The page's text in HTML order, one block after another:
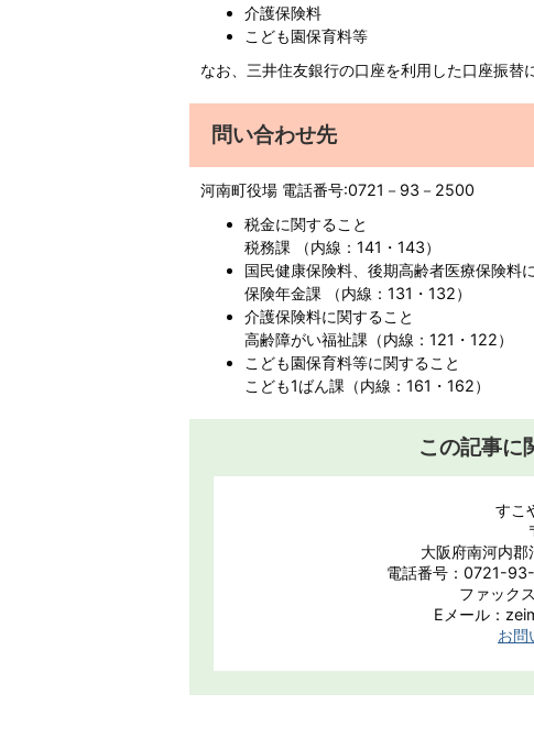
介護保険料
こども園保育料等
なお、三井住友銀行の口座を利用した口座振替
問い合わせ先
河南町役場 電話番号:0721－93－2500
税金に関すること
税務課 （内線：141・143）
国民健康保険料、後期高齢者医療保険料
保険年金課 （内線：131・132）
介護保険料に関すること
高齢障がい福祉課（内線：121・122）
こども園保育料等に関すること
こども1ばん課（内線：161・162）
この記事に
すこ
大阪府南河内
電話番号：0721-
ファック
Eメール：
お問